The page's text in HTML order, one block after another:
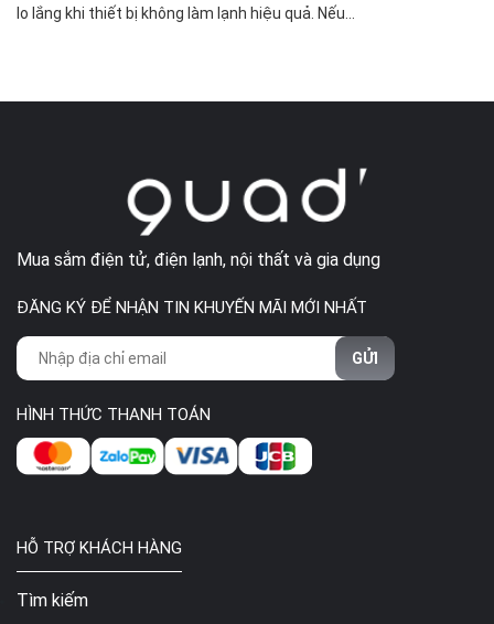
lo lắng khi thiết bị không làm lạnh hiệu quả. Nếu...
Mua sắm điện tử, điện lạnh, nội thất và gia dụng
ĐĂNG KÝ ĐỂ NHẬN TIN KHUYẾN MÃI MỚI NHẤT
GỬI
HÌNH THỨC THANH TOÁN
HỖ TRỢ KHÁCH HÀNG
Tìm kiếm